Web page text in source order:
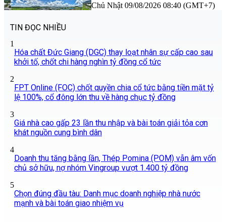
Chủ Nhật 09/08/2026 08:40 (GMT+7)
TIN ĐỌC NHIỀU
1
Hóa chất Đức Giang (DGC) thay loạt nhân sự cấp cao sau
khởi tố, chốt chi hàng nghìn tỷ đồng cổ tức
2
FPT Online (FOC) chốt quyền chia cổ tức bằng tiền mặt tỷ
lệ 100%, cổ đông lớn thu về hàng chục tỷ đồng
3
Giá nhà cao gấp 23 lần thu nhập và bài toán giải tỏa cơn
khát nguồn cung bình dân
4
Doanh thu tăng bằng lần, Thép Pomina (POM) vẫn âm vốn
chủ sở hữu, nợ nhóm Vingroup vượt 1.400 tỷ đồng
5
Chọn đúng đầu tàu: Danh mục doanh nghiệp nhà nước
mạnh và bài toán giao nhiệm vụ